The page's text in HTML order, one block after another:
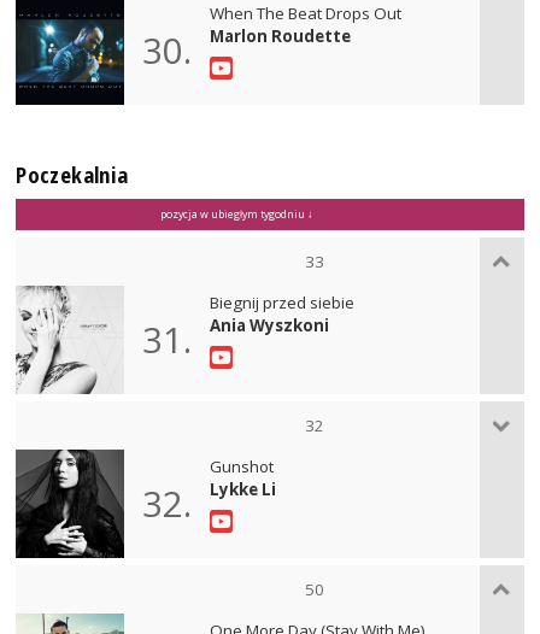
30.
When The Beat Drops Out
Marlon Roudette
Poczekalnia
pozycja w ubiegłym tygodniu ↓
33
31.
Biegnij przed siebie
Ania Wyszkoni
32
32.
Gunshot
Lykke Li
50